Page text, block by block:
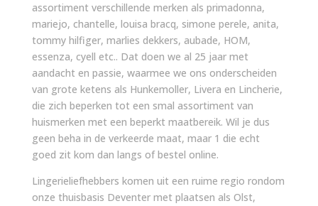
assortiment verschillende merken als primadonna,
mariejo, chantelle, louisa bracq, simone perele, anita,
tommy hilfiger, marlies dekkers, aubade, HOM,
essenza, cyell etc.. Dat doen we al 25 jaar met
aandacht en passie, waarmee we ons onderscheiden
van grote ketens als Hunkemoller, Livera en Lincherie,
die zich beperken tot een smal assortiment van
huismerken met een beperkt maatbereik. Wil je dus
geen beha in de verkeerde maat, maar 1 die echt
goed zit kom dan langs of bestel online.
Lingerieliefhebbers komen uit een ruime regio rondom
onze thuisbasis Deventer met plaatsen als Olst,